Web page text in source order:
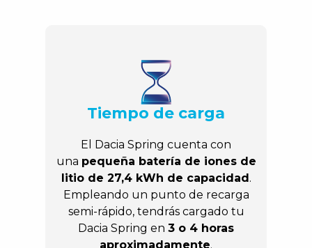
Tiempo de carga
El Dacia Spring cuenta con
una pequeña batería de iones de
litio de 27,4 kWh de capacidad.
Empleando un punto de recarga
semi-rápido, tendrás cargado tu
Dacia Spring en 3 o 4 horas
aproximadamente.